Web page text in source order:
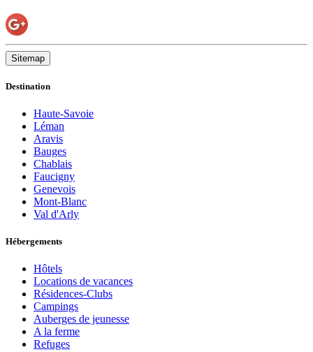
Sitemap
Destination
Haute-Savoie
Léman
Aravis
Bauges
Chablais
Faucigny
Genevois
Mont-Blanc
Val d'Arly
Hébergements
Hôtels
Locations de vacances
Résidences-Clubs
Campings
Auberges de jeunesse
A la ferme
Refuges